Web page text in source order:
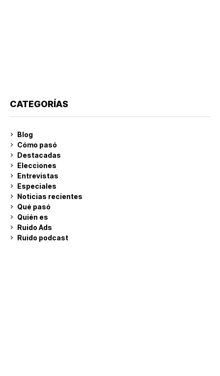
CATEGORÍAS
Blog
Cómo pasó
Destacadas
Elecciones
Entrevistas
Especiales
Noticias recientes
Qué pasó
Quién es
Ruido Ads
Ruido podcast